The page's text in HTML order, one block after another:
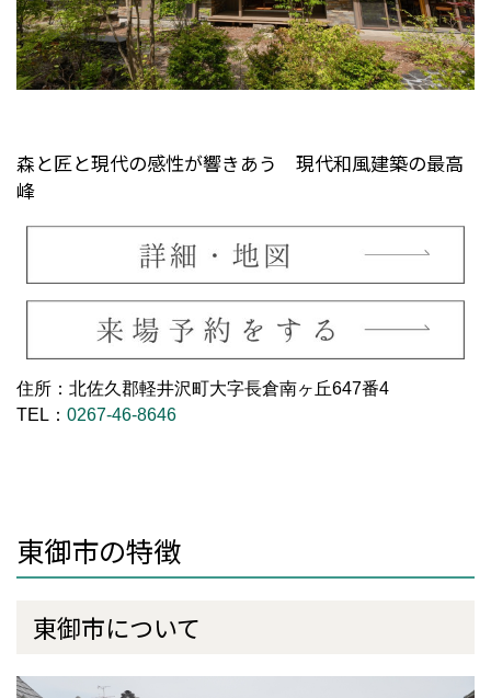
森と匠と現代の感性が響きあう 現代和風建築の最高
峰
住所：北佐久郡軽井沢町大字長倉南ヶ丘647番4
TEL： 0267-46-8646
東御市の特徴
東御市について